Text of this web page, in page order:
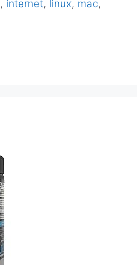
, internet, linux, mac,